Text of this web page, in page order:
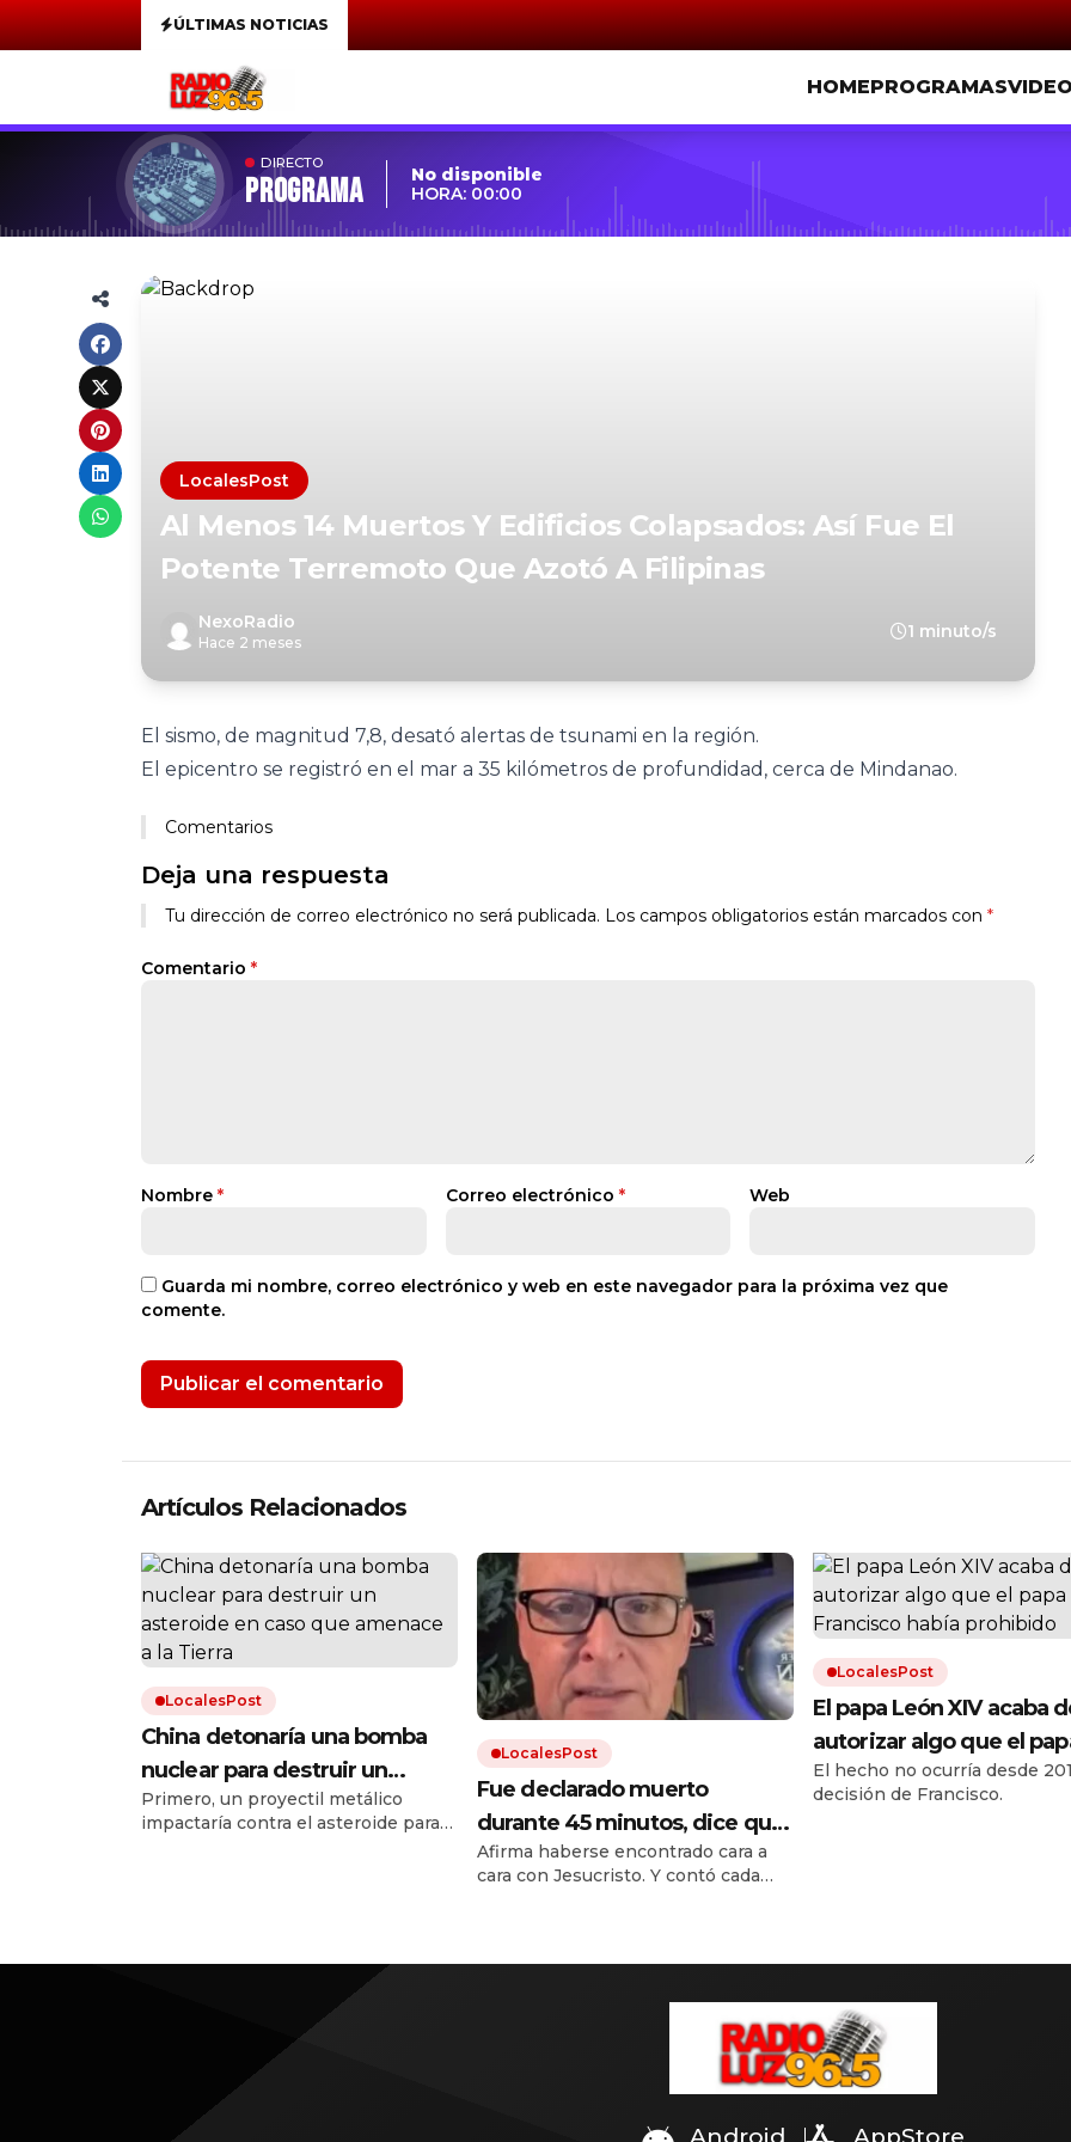
ÚLTIMAS NOTICIAS
HOMEPROGRAMAS
DIRECTO
Programa
No disponible
HORA: 00:00
LocalesPost
Al Menos 14 Muertos Y Edificios Colapsados: Así Fue El
Potente Terremoto Que Azotó A Filipinas
NexoRadio
Hace 2 meses
1 minuto/s
El sismo, de magnitud 7,8, desató alertas de tsunami en la región.
El epicentro se registró en el mar a 35 kilómetros de profundidad, cerca de Mindanao.
Comentarios
Deja una respuesta
Tu dirección de correo electrónico no será publicada. Los campos obligatorios están marcados con *
Comentario *
Nombre * Correo electrónico * Web
Guarda mi nombre, correo electrónico y web en este navegador para la próxima vez que
comente.
Artículos Relacionados
LocalesPost
China detonaría una bomba
nuclear para destruir un
asteroide en caso que
amenace a la Tierra
Primero, un proyectil metálico
impactaría contra el asteroide para
LocalesPost
Fue declarado muerto
durante 45 minutos, dice que
viajó al cielo y revela cómo es
Jesús
Afirma haberse encontrado cara a
cara con Jesucristo. Y contó cada
LocalesPost
El papa León XIV acaba
autorizar algo que el
Francisco había
El hecho no ocurría desde
decisión de Francisco.